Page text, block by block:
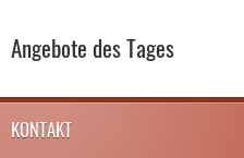
Angebote des Tages
KONTAKT